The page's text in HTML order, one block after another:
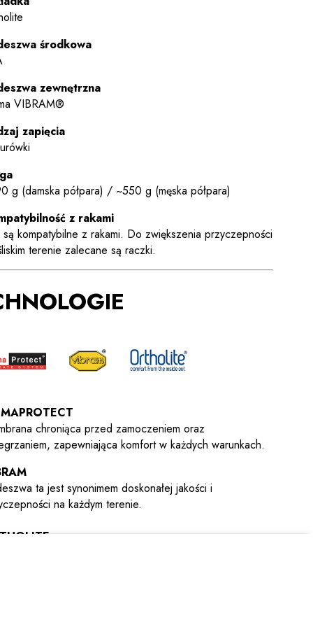
środkowa
zewnętrzna
VIBRAM®
zapięcia
g (damska półpara) / ~550 g (męska półpara)
z rakami
kompatybilne z rakami. Do zwiększenia przyczepności
terenie zalecane są raczki.
chroniąca przed zamoczeniem oraz
zapewniająca komfort w każdych warunkach.
ta jest synonimem doskonałej jakości i
na każdym terenie.